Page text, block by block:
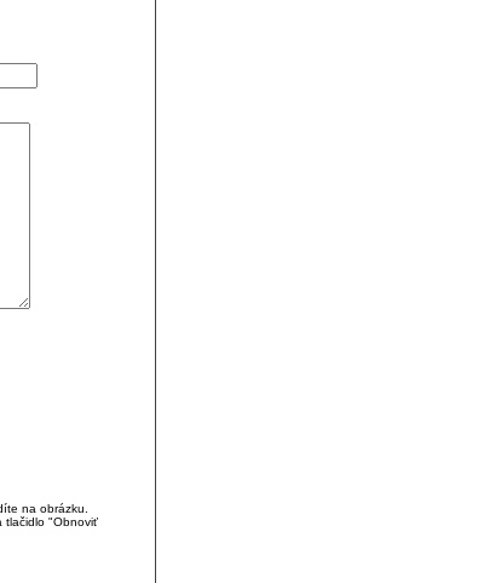
na obrázku.
tlačidlo "Obnoviť